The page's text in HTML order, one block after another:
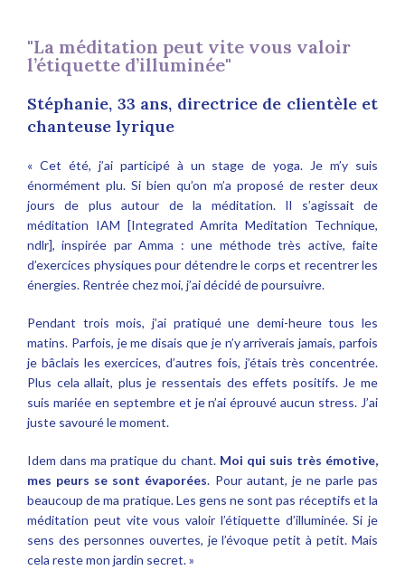
"La méditation peut vite vous valoir
l’étiquette d’illuminée"
Stéphanie, 33 ans, directrice de clientèle et
chanteuse lyrique
« Cet été, j’ai participé à un stage de yoga. Je m’y suis
énormément plu. Si bien qu’on m’a proposé de rester deux
jours de plus autour de la méditation. Il s’agissait de
méditation IAM [Integrated Amrita Meditation Technique,
ndlr], inspirée par Amma : une méthode très active, faite
d’exercices physiques pour détendre le corps et recentrer les
énergies. Rentrée chez moi, j’ai décidé de poursuivre.
Pendant trois mois, j’ai pratiqué une demi-heure tous les
matins. Parfois, je me disais que je n’y arriverais jamais, parfois
je bâclais les exercices, d’autres fois, j’étais très concentrée.
Plus cela allait, plus je ressentais des effets positifs. Je me
suis mariée en septembre et je n’ai éprouvé aucun stress. J’ai
juste savouré le moment.
Idem dans ma pratique du chant. Moi qui suis très émotive,
mes peurs se sont évaporées. Pour autant, je ne parle pas
beaucoup de ma pratique. Les gens ne sont pas réceptifs et la
méditation peut vite vous valoir l’étiquette d’illuminée. Si je
sens des personnes ouvertes, je l’évoque petit à petit. Mais
cela reste mon jardin secret. »